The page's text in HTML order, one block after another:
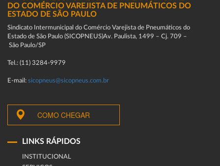
DO COMÉRCIO VAREJISTA DE PNEUMÁTICOS DO
ESTADO DE SÃO PAULO
Sindicato Intermunicipal do Comércio Varejista de Pneumáticos do
Estado de São Paulo (SICOPNEUS)Av. Paulista, 1499 – Cj. 709 –
São Paulo/SP
Tel.: (11) 3284-9979
E-mail: sicopneus@sicopneus.com.br
COMO CHEGAR
LINKS RÁPIDOS
INSTITUCIONAL